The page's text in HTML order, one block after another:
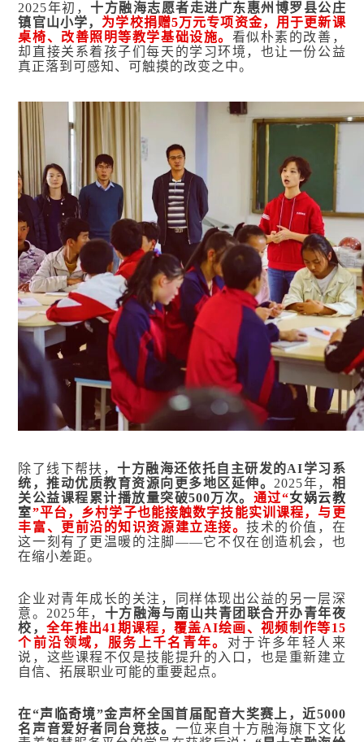
2025年初，十方融海志愿者走进广东惠州博罗县公庄
镇官山小学， 为学校捐赠5万元专项资金，用于更新课
桌椅、改善照明等教学基础设施。 看似朴素的改善，
却直接关系着孩子们每天的学习环境，也让一份公益
真正落到可感知、可触摸的改变之中。
除了线下帮扶，十方融海还依托自主研发的AI学习系
统，推动优质教育资源向更多地区延伸。 2025年， 相
关公益课程累计播放量突破500万次。 通过“女娲云教
室”平台，乡村学子也能接触数字技能实训课程，与更
丰富、更前沿的知识资源建立连接。技术的价值，在
这一刻有了更温暖的注脚——它不仅在创造机会，也
在缩小差距。
企业对青年成长的关注，同样体现出公益的另一层深
意。2025年， 十方融海与南山共青团联合开办青年夜
校，全年推出41期课程，覆盖AI绘画、视频制作等15
个前沿领域，服务上千名青年。 对于许多年轻人来
说，这些课程不仅是技能提升的入口，也是重新建立
自信、拓展职业可能的重要起点。
在“声临奇境”金声杯全国首届配音大奖赛上，近5000
名声音爱好者同台竞技。 一位来自十方融海旗下文化